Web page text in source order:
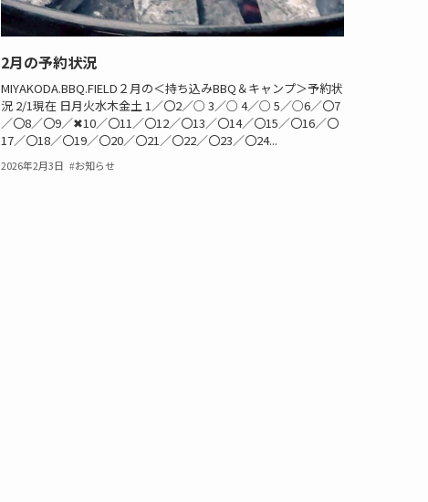
2月の予約状況
MIYAKODA.BBQ.FIELD２月の＜持ち込みBBQ＆キャンプ＞予約状
況 2/1現在 日月火水木金土 1／〇2／○ 3／○ 4／○ 5／○6／〇7
／〇8／〇9／✖10／〇11／〇12／〇13／〇14／〇15／〇16／〇
17／〇18／〇19／〇20／〇21／〇22／〇23／〇24...
2026年2月3日 お知らせ